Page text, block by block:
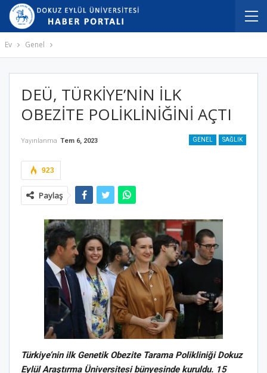
Ev Genel
DEÜ, TÜRKİYE’NİN İLK
OBEZİTE POLİKLİNİĞİNİ AÇTI
GENEL SAĞLIK
Yayınlanma Tem 6, 2023
923
Paylaş
Türkiye’nin ilk Genetik Obezite Tarama Polikliniği Dokuz
Eylül Araştırma Üniversitesi bünyesinde kuruldu. 15